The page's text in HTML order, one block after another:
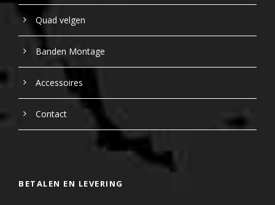
Quad velgen
Banden Montage
Accessoires
Contact
BETALEN EN LEVERING